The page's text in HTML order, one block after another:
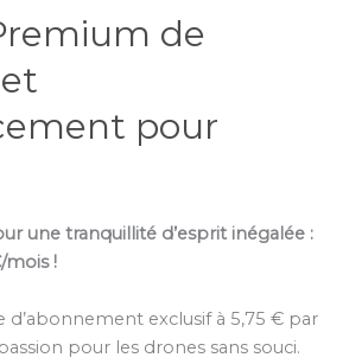
de
pour
une tranquillité d’esprit inégalée :
mois !
d’abonnement exclusif à 5,75 € par
pour les drones sans souci.